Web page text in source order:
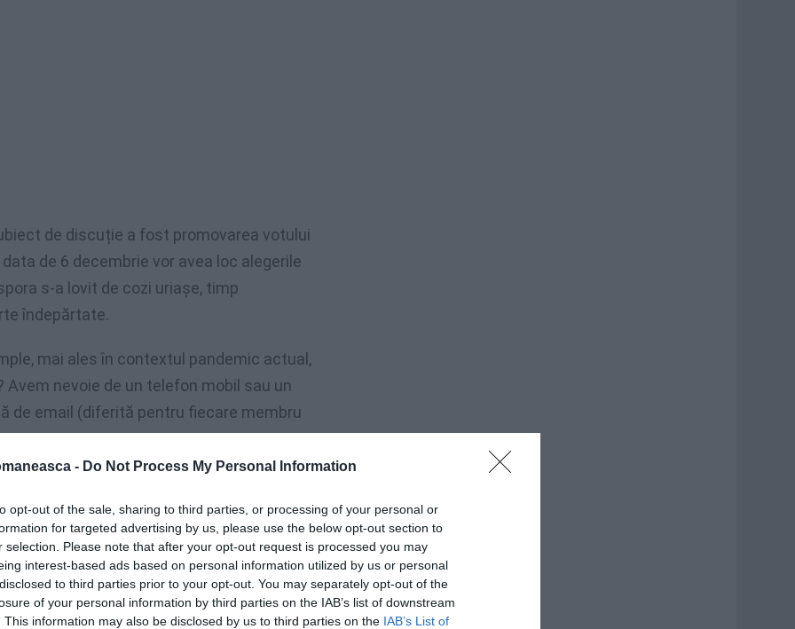
- Do Not Process My Personal Information
opt-out of the sale, sharing to third parties, or processing of your personal or
for targeted advertising by us, please use the below opt-out section to
selection. Please note that after your opt-out request is processed you may
interest-based ads based on personal information utilized by us or personal
to third parties prior to your opt-out. You may separately opt-out of the
of your personal information by third parties on the IAB’s list of downstream
This information may also be disclosed by us to third parties on the IAB’s List of
de discuție a fost promovarea votului
de 6 decembrie vor avea loc alegerile
s-a lovit de cozi uriașe, timp
îndepărtate.
mai ales în contextul pandemic actual,
nevoie de un telefon mobil sau un
de email (diferită pentru fiecare membru
3 site-uri sigure, de pe care putem
Accesăm unul dintre aceste
prin corespondență, deoarece este o
acestă metodă. Nu se colectează date!
drept fundamental al cetățeanului,
Cosmin Victor Lotreanu, în cadrul